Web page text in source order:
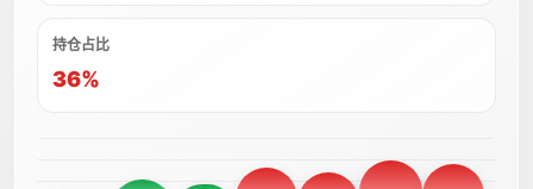
持仓占比
36%